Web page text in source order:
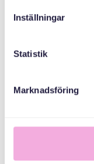
Inställningar
Statistik
Marknadsföring